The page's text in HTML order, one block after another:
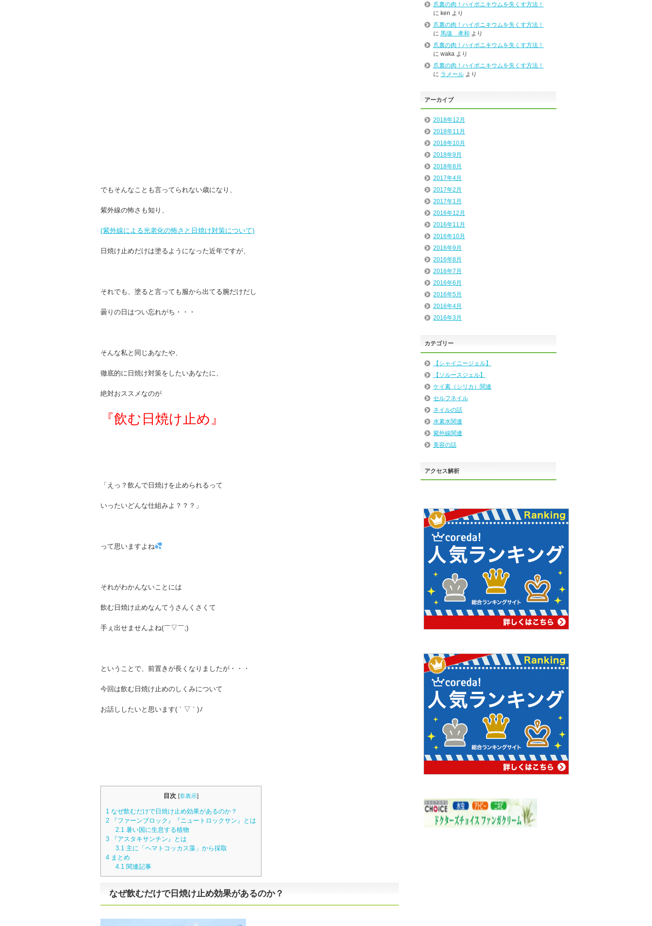
でもそんなことも言ってられない歳になり、
紫外線の怖さも知り、
(紫外線による光老化の怖さと日焼け対策について)
日焼け止めだけは塗るようになった近年ですが、
それでも、塗ると言っても服から出てる腕だけだし
曇りの日はつい忘れがち・・・
そんな私と同じあなたや、
徹底的に日焼け対策をしたいあなたに、
絶対おススメなのが
『飲む日焼け止め』
「えっ？飲んで日焼けを止められるって
いったいどんな仕組みよ？？？」
って思いますよね
それがわかんないことには
飲む日焼け止めなんてうさんくさくて
手ぇ出せませんよね(￣▽￣;)
ということで、前置きが長くなりましたが・・・
今回は飲む日焼け止めのしくみについて
お話ししたいと思います( ´ ▽ ` )ﾉ
目次 [非表示]
1 なぜ飲むだけで日焼け止め効果があるのか？
2 『ファーンブロック』『ニュートロックサン』とは
2.1 暑い国に生息する植物
3 『アスタキサンチン』とは
3.1 主に「ヘマトコッカス藻」から採取
4 まとめ
4.1 関連記事
なぜ飲むだけで日焼け止め効果があるのか？
爪裏の肉！ハイポニキウムを失くす方法！
に ken より
爪裏の肉！ハイポニキウムを失くす方法！
に 馬塲 孝和 より
爪裏の肉！ハイポニキウムを失くす方法！
に waka より
爪裏の肉！ハイポニキウムを失くす方法！
に ラメールより
アーカイブ
2018年12月
2018年11月
2018年10月
2018年9月
2018年8月
2017年4月
2017年2月
2017年1月
2016年12月
2016年11月
2016年10月
2016年9月
2016年8月
2016年7月
2016年6月
2016年5月
2016年4月
2016年3月
カテゴリー
【シャイニージェル】
【ソルースジェル】
ケイ素（シリカ）関連
セルフネイル
ネイルの話
水素水関連
紫外線関連
美容の話
アクセス解析